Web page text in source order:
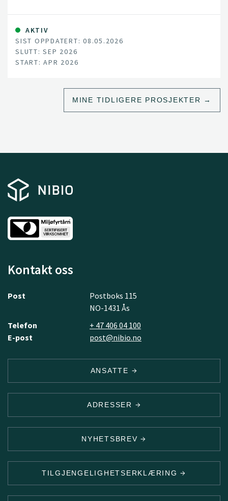
AKTIV
SIST OPPDATERT: 08.05.2026
SLUTT: SEP 2026
START: APR 2026
MINE TIDLIGERE PROSJEKTER
Kontakt oss
Post
Postboks 115
NO-1431 Ås
Telefon
+ 47 406 04 100
E-post
post@nibio.no
ANSATTE
ADRESSER
NYHETSBREV
TILGJENGELIGHETSERKLÆRING